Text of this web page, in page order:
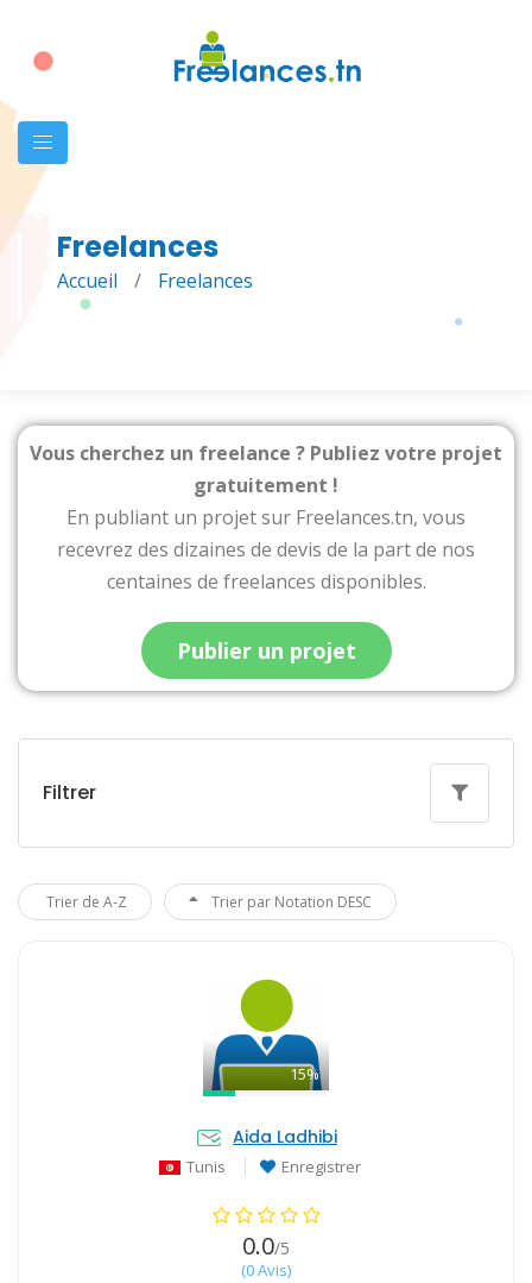
Freelances
Accueil / Freelances
Vous cherchez un freelance ? Publiez votre projet
gratuitement !
En publiant un projet sur Freelances.tn, vous
recevrez des dizaines de devis de la part de nos
centaines de freelances disponibles.
Publier un projet
Filtrer
Trier de A-Z Trier par Notation DESC
15%
Aida Ladhibi
Tunis Enregistrer
0.0/5
(0 Avis)